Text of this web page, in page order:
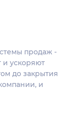
продаж -
и ускоряют
до закрытия
и